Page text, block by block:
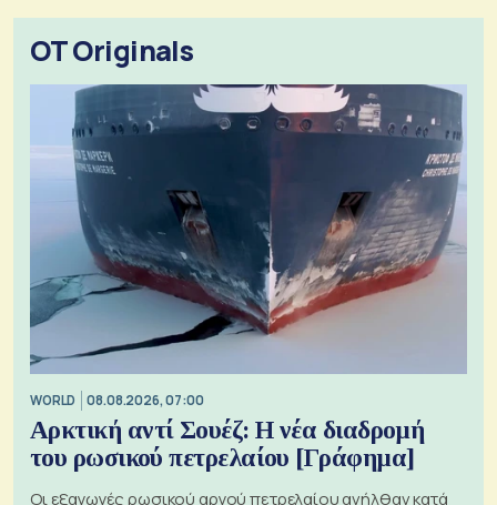
OT Originals
WORLD 08.08.2026, 07:00
Αρκτική αντί Σουέζ: Η νέα διαδρομή
του ρωσικού πετρελαίου [Γράφημα]
Οι εξαγωγές ρωσικού αργού πετρελαίου ανήλθαν κατά